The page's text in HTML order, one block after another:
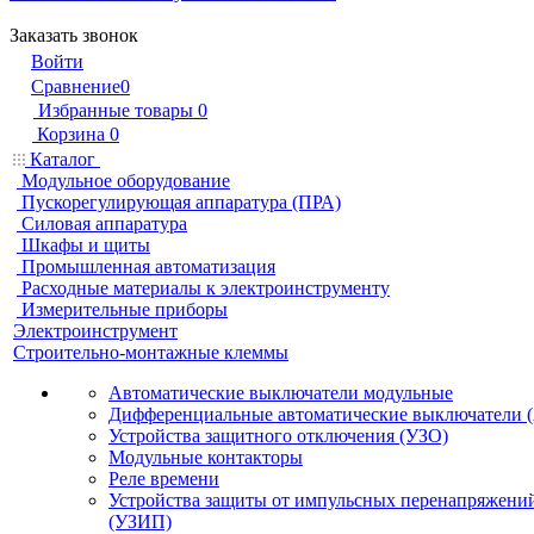
Заказать звонок
Войти
Сравнение0
Избранные товары 0
Корзина 0
Каталог
Модульное оборудование
Пускорегулирующая аппаратура (ПРА)
Силовая аппаратура
Шкафы и щиты
Промышленная автоматизация
Расходные материалы к электроинструменту
Измерительные приборы
Электроинструмент
Строительно-монтажные клеммы
Автоматические выключатели модульные
Дифференциальные автоматические
Устройства защитного отключения (УЗО)
Модульные контакторы
Реле времени
Устройства защиты от импульсных
(УЗИП)